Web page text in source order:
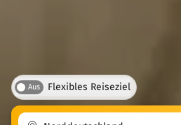
Aus Flexibles Reiseziel